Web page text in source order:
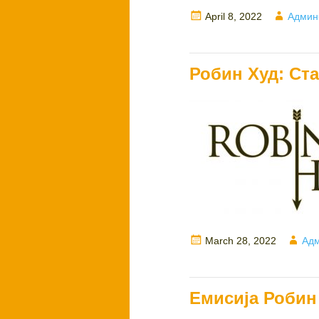
Posted
April 8, 2022 Author
Робин Худ:
Posted
March 28, 2022
Емисија